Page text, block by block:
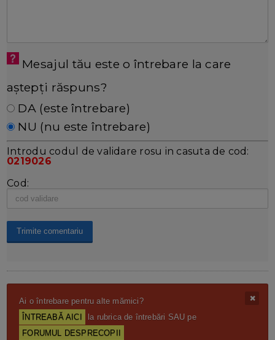
Mesajul tău este o întrebare la care
aștepți răspuns?
DA (este întrebare)
NU (nu este întrebare)
Introdu codul de validare rosu in casuta de cod:
0219026
Cod:
Ai o întrebare pentru alte mămici?
ÎNTREABĂ AICI
la rubrica de întrebări SAU pe
FORUMUL DESPRECOPII